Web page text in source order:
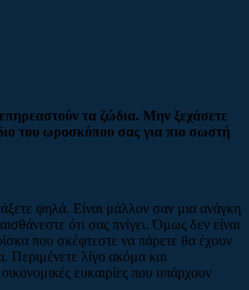
τα ζώδια. Μην ξεχάσετε
του ωροσκόπου σας για πιο σωστή
ψηλά. Είναι μάλλον σαν μια ανάγκη
ότι σας πνίγει. Όμως δεν είναι
που σκέφτεστε να πάρετε θα έχουν
Περιμένετε λίγο ακόμα και
οικονομικές ευκαιρίες που υπάρχουν